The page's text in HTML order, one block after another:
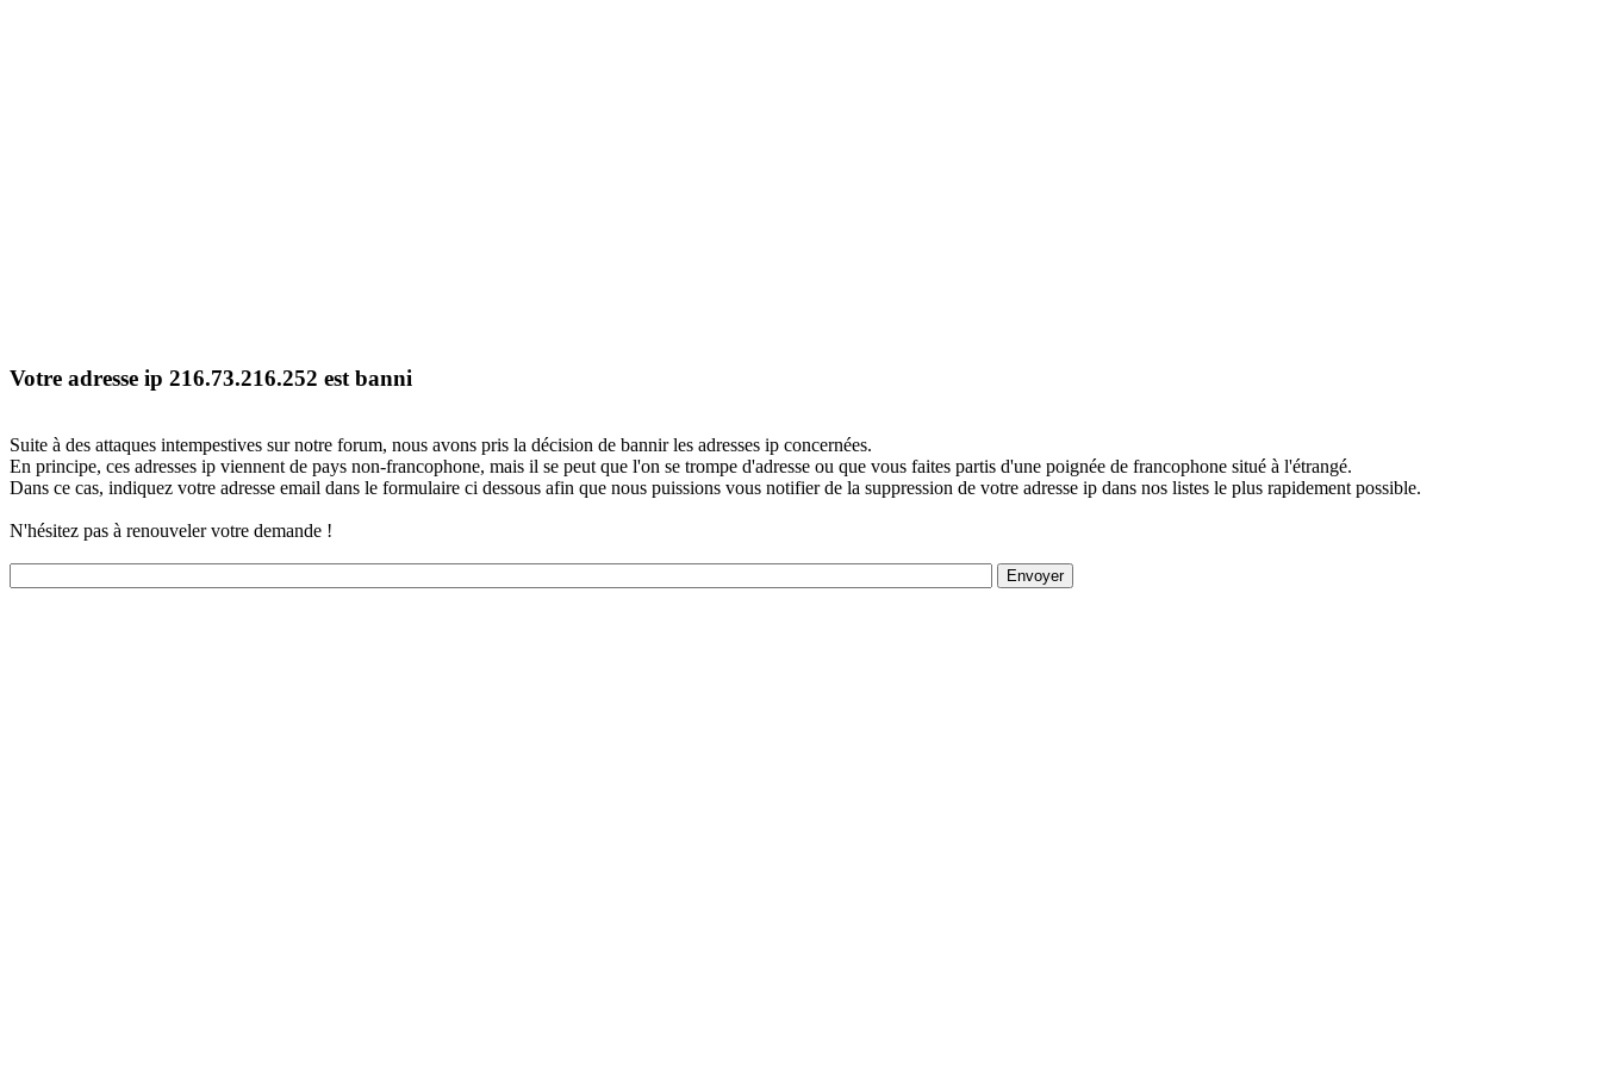
Votre adresse ip 216.73.216.252 est banni
Suite à des attaques intempestives sur notre forum, nous avons pris la décision de bannir les adresses ip concernées.
En principe, ces adresses ip viennent de pays non-francophone, mais il se peut que l'on se trompe d'adresse ou que vous faites partis d'une poignée de francophone situé à l'étrangé.
Dans ce cas, indiquez votre adresse email dans le formulaire ci dessous afin que nous puissions vous notifier de la suppression de votre adresse ip dans nos listes le plus rapidement possible.
N'hésitez pas à renouveler votre demande !